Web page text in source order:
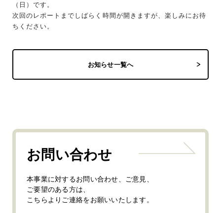
（日）です。
次回のレポートまでしばらく時間が開きますが、楽しみにお待
ちください。
お知らせ一覧へ
お問い合わせ
本事業に対するお問い合わせ、ご意見、
ご要望のある方は、
こちらよりご連絡をお願いいたします。